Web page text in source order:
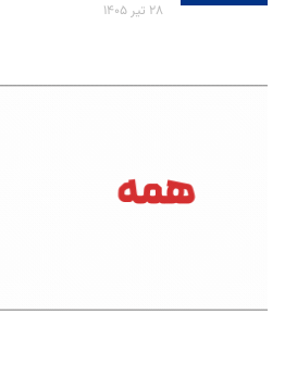
۲۸ تیر ۱۴۰۵